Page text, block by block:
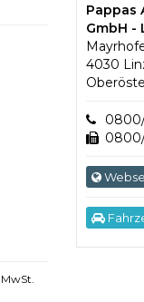
Pappas
GmbH -
4030